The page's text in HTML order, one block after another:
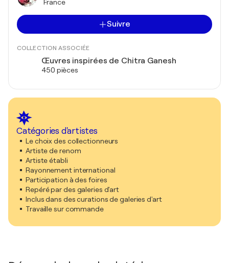
France
Suivre
COLLECTION ASSOCIÉE
Œuvres inspirées de Chitra Ganesh
450 pièces
Catégories d'artistes
Le choix des collectionneurs
Artiste de renom
Artiste établi
Rayonnement international
Participation à des foires
Repéré par des galeries d'art
Inclus dans des curations de galeries d'art
Travaille sur commande